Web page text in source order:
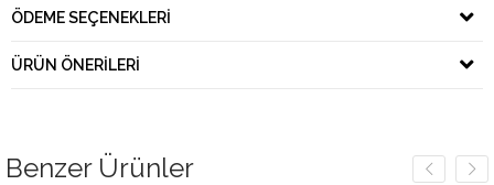
ÖDEME SEÇENEKLERI
ÜRÜN ÖNERILERI
Benzer Ürünler